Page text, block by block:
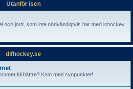
Utanför isen
och jord, som inte nödvändigtvis har med ishockey
difhockey.se
bli bättre? Kom med synpunkter!